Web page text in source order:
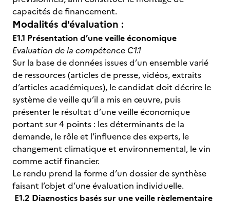
capacités de financement.
Modalités d'évaluation :
E1.1 Présentation d’une veille économique
Evaluation de la compétence C1.1
Sur la base de données issues d’un ensemble varié
de ressources (articles de presse, vidéos, extraits
d’articles académiques), le candidat doit décrire le
système de veille qu’il a mis en œuvre, puis
présenter le résultat d’une veille économique
portant sur 4 points : les déterminants de la
demande, le rôle et l’influence des experts, le
changement climatique et environnemental, le vin
comme actif financier.
Le rendu prend la forme d’un dossier de synthèse
faisant l’objet d’une évaluation individuelle.
E1.2 Diagnostics basés sur une veille règlementaire